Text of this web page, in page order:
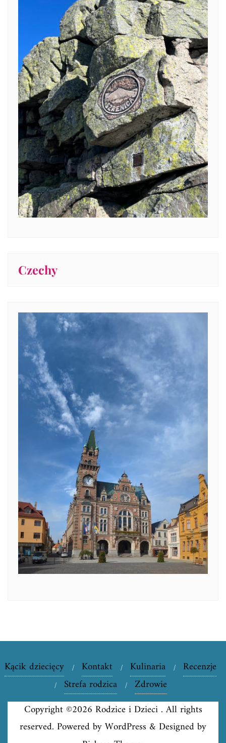
Czechy
Kącik dziecięcy Kontakt Kulinaria
Recenzje
Strefa rodzica
Zdrowie
Copyright ©2026 Rodzice i Dzieci . All rights
reserved. Powered byWordPress & Designed by